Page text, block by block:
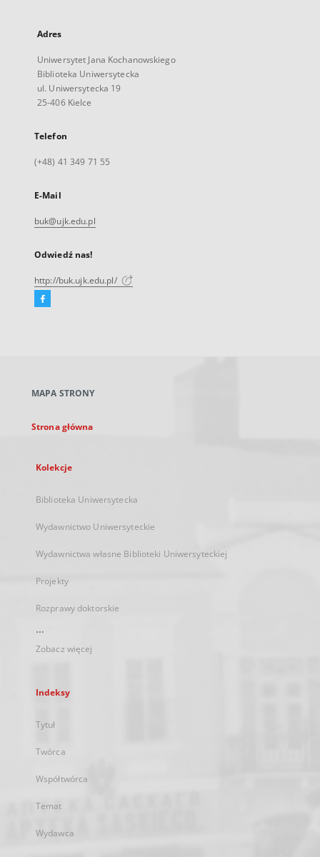
Adres
Uniwersytet Jana Kochanowskiego
Biblioteka Uniwersytecka
ul. Uniwersytecka 19
25-406 Kielce
Telefon
(+48) 41 349 71 55
E-Mail
buk@ujk.edu.pl
Odwiedź nas!
http://buk.ujk.edu.pl/
Facebook
karcie
MAPA STRONY
Strona główna
Kolekcje
Biblioteka Uniwersytecka
Wydawnictwo Uniwersyteckie
Wydawnictwa własne Biblioteki Uniwersyteckiej
Projekty
Rozprawy doktorskie
...
Zobacz więcej
Indeksy
Tytuł
Twórca
Współtwórca
Temat
Wydawca